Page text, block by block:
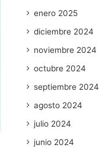
enero 2025
diciembre 2024
noviembre 2024
octubre 2024
septiembre 2024
agosto 2024
julio 2024
junio 2024